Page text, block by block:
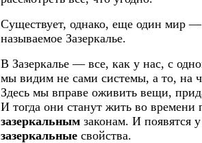
Существует, однако, еще один мир —
называемое Зазеркалье.
В Зазеркалье — все, как у нас, с
мы видим не сами системы, а то,
Здесь мы вправе оживить вещи,
И тогда они станут жить во
зазеркальным законам. И появятся
зазеркальные свойства.